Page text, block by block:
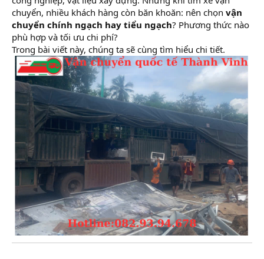
chuyển, nhiều khách hàng còn băn khoăn: nên chọn vận
chuyển chính ngạch hay tiểu ngạch? Phương thức nào
phù hợp và tối ưu chi phí?
Trong bài viết này, chúng ta sẽ cùng tìm hiểu chi tiết.